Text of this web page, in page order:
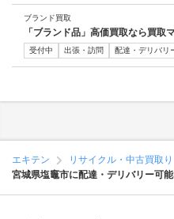
ブランド買取
「ブランド品」高価買取なら買取
受付中 出張・訪問 配達・デリバリ
エキテン リサイクル・中古買取り
宮城県塩竈市に配達・デリバリー可